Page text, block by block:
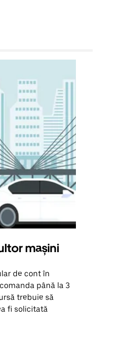
mașini
de cont în
până la 3
trebuie să
fi solicitată